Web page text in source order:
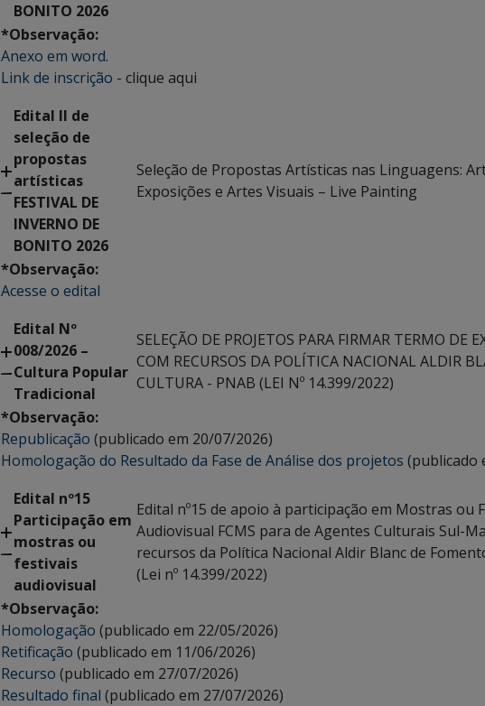
BONITO 2026
*Observação:
Anexo em word.
Link de inscrição - clique aqui
Edital II de
seleção de
propostas
artísticas
FESTIVAL DE
INVERNO DE
BONITO 2026
Seleção de Propostas Artísticas nas Linguagens:
Exposições e Artes Visuais – Live Painting
*Observação:
Acesse o edital
Edital Nº
008/2026 –
Cultura Popular
Tradicional
SELEÇÃO DE PROJETOS PARA FIRMAR TERMO DE
COM RECURSOS DA POLÍTICA NACIONAL ALDIR
CULTURA - PNAB (LEI Nº 14.399/2022)
*Observação:
Republicação (publicado em 20/07/2026)
Homologação do Resultado da Fase de Análise dos projetos (publicado
Edital nº15
Participação em
mostras ou
festivais
audiovisual
Edital nº15 de apoio à participação em Mostras ou
Audiovisual FCMS para de Agentes Culturais Sul-
recursos da Política Nacional Aldir Blanc de
(Lei nº 14.399/2022)
*Observação:
Homologação (publicado em 22/05/2026)
Retificação (publicado em 11/06/2026)
Recurso (publicado em 27/07/2026)
Resultado final (publicado em 27/07/2026)